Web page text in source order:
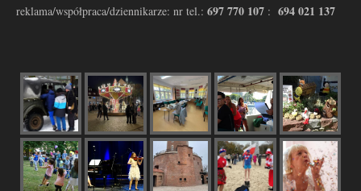
reklama/współpraca/dziennikarze: nr tel.: 697 770 107 : 694 021 137